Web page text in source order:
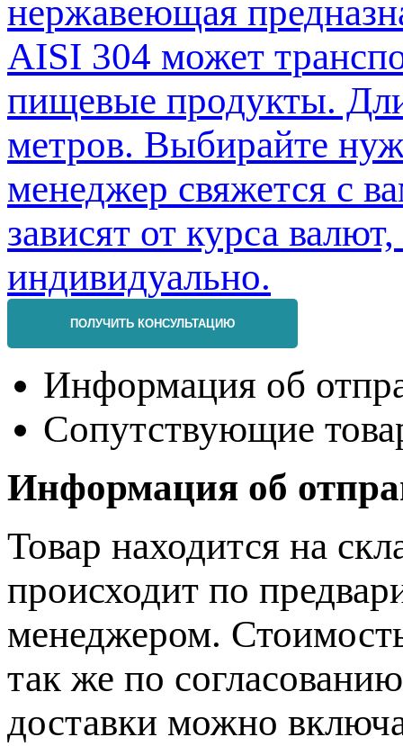
ПОЛУЧИТЬ КОНСУЛЬТАЦИЮ
Информация об
Сопутствующие
Информация об
Товар находится на
происходит по
менеджером.
так же по
доставки можно